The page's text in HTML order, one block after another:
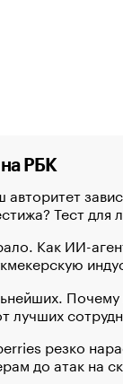
РБК
Тест для
Как ИИ-
Почему
лучших
резко
до атак на